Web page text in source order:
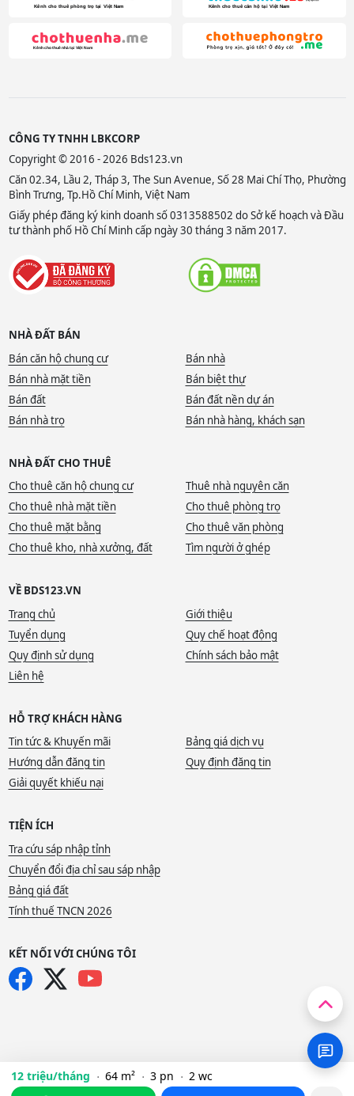
12 triệu/tháng 64 m² 3 pn
2 wc
CÔNG TY TNHH LBKCORP
Copyright © 2016 - 2026 Bds123.vn
Căn 02.34, Lầu 2, Tháp 3, The Sun Avenue, Số 28 Mai Chí Thọ, Phường
Bình Trưng, Tp.Hồ Chí Minh, Việt Nam
Giấy phép đăng ký kinh doanh số 0313588502 do Sở kế hoạch và Đầu
tư thành phố Hồ Chí Minh cấp ngày 30 tháng 3 năm 2017.
NHÀ ĐẤT BÁN
Bán căn hộ chung cư
Bán nhà
Bán nhà mặt tiền
Bán biệt thự
Bán đất
Bán đất nền dự án
Bán nhà trọ
Bán nhà hàng, khách sạn
NHÀ ĐẤT CHO THUÊ
Cho thuê căn hộ chung cư
Thuê nhà nguyên căn
Cho thuê nhà mặt tiền
Cho thuê phòng trọ
Cho thuê mặt bằng
Cho thuê văn phòng
Cho thuê kho, nhà xưởng, đất
Tìm người ở ghép
VỀ BDS123.VN
Trang chủ
Giới thiệu
Tuyển dụng
Quy chế hoạt động
Quy định sử dụng
Chính sách bảo mật
Liên hệ
HỖ TRỢ KHÁCH HÀNG
Tin tức & Khuyến mãi
Bảng giá dịch vụ
Hướng dẫn đăng tin
Quy định đăng tin
Giải quyết khiếu nại
TIỆN ÍCH
Tra cứu sáp nhập tỉnh
Chuyển đổi địa chỉ sau sáp nhập
Bảng giá đất
Tính thuế TNCN 2026
KẾT NỐI VỚI CHÚNG TÔI